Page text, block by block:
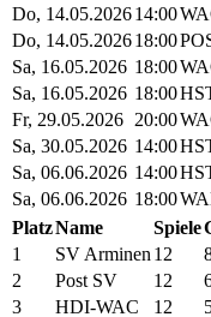
Do, 14.05.202614:00
Do, 14.05.202618:00
Sa, 16.05.2026 18:00
Sa, 16.05.2026 18:00
Fr, 29.05.2026 20:00
Sa, 30.05.2026 14:00
Sa, 06.06.2026 14:00
Sa, 06.06.2026 18:00
PlatzName Spiele
1
SV Arminen 12
2
Post SV 12
3
HDI-WAC 12